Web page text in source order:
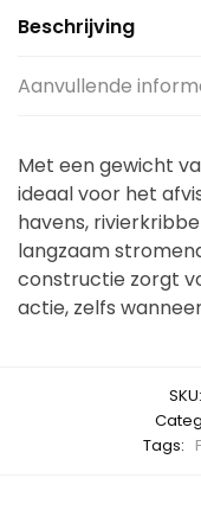
Beschrijving
Aanvullende
Met een gewicht
ideaal voor het
havens,
langzaam
constructie zorgt
actie, zelfs
SKU:
Tags: